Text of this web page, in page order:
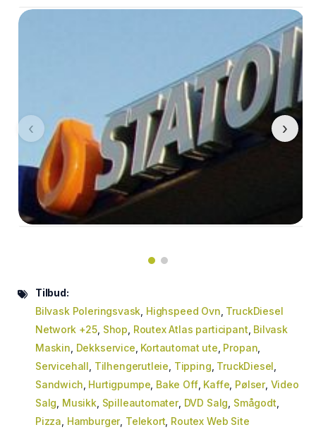
‹ ›
Tilbud:
Bilvask Poleringsvask Highspeed Ovn TruckDiesel
Network +25 Shop Routex Atlas participant Bilvask
Maskin Dekkservice Kortautomat ute Propan
Servicehall Tilhengerutleie Tipping TruckDiesel
Sandwich Hurtigpumpe Bake Off, Kaffe Pølser, Video
Salg Musikk, Spilleautomater, DVD Salg Smågodt
Pizza Hamburger, Telekort Routex Web Site